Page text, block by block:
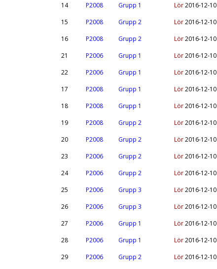
14
P2008 Grupp 1 Lör2016-12-10
15
P2008 Grupp 2 Lör2016-12-10
16
P2008 Grupp 2 Lör2016-12-10
21
P2006 Grupp 1 Lör2016-12-10
22
P2006 Grupp 1 Lör2016-12-10
17
P2008 Grupp 1 Lör2016-12-10
18
P2008 Grupp 1 Lör2016-12-10
19
P2008 Grupp 2 Lör2016-12-10
20
P2008 Grupp 2 Lör2016-12-10
23
P2006 Grupp 2 Lör2016-12-10
24
P2006 Grupp 2 Lör2016-12-10
25
P2006 Grupp 3 Lör2016-12-10
26
P2006 Grupp 3 Lör2016-12-10
27
P2006 Grupp 1 Lör2016-12-10
28
P2006 Grupp 1 Lör2016-12-10
29
P2006 Grupp 2 Lör2016-12-10